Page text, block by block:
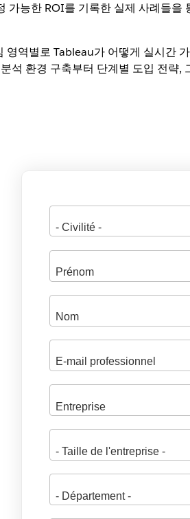
능한 ROI를 기록한 실제 사례들을
역별로 Tableau가 어떻게 실시간
석 환경 구축부터 단계별 도입 전략,